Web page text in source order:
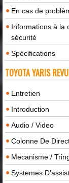
En cas de
Informations à la
sécurité
Spécifications
TOYOTA YARIS
Entretien
Introduction
Audio / Video
Colonne De
Mecanisme /
Systemes